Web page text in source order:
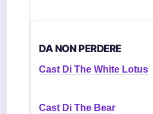
DA NON PERDERE
Cast Di The White Lotus
Cast Di The Bear